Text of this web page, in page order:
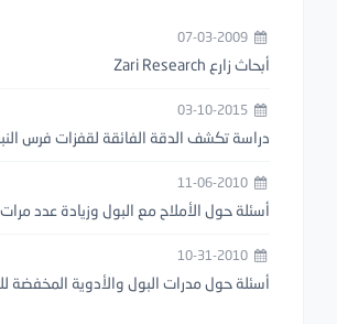
أبحاث زارع Zari Research
دراسة تكشف الدقة الفائقة لقفزات فرس
أسئلة حول الأملاح مع البول وزيادة عدد مرات
أسئلة حول مدرات البول والأدوية المخفضة